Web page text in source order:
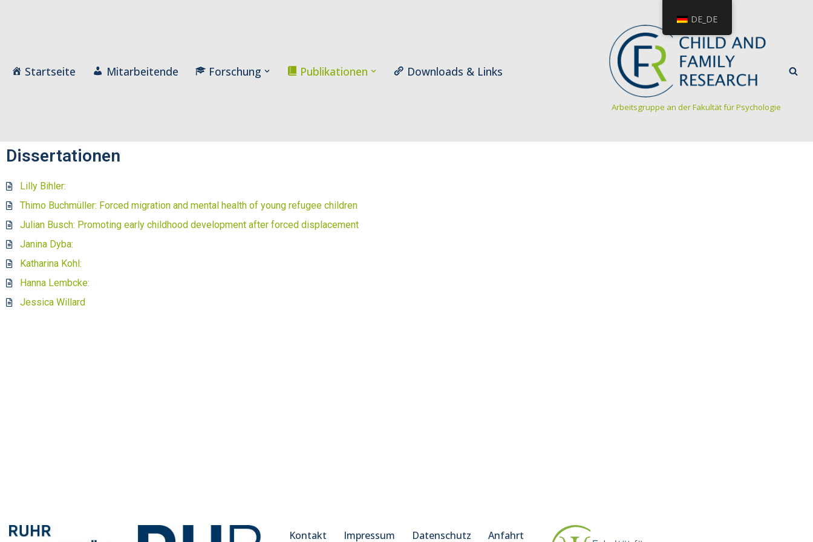
Startseite Mitarbeitende Forschung Publikationen Downloads & Links
Arbeitsgruppe an der Fakultät für Psychologie
Dissertationen
Lilly Bihler:
Thimo Buchmüller: Forced migration and mental health of young refugee children
Julian Busch: Promoting early childhood development after forced displacement
Janina Dyba:
Katharina Kohl:
Hanna Lembcke:
Jessica Willard
Kontakt Impressum Datenschutz Anfahrt
DE_DE